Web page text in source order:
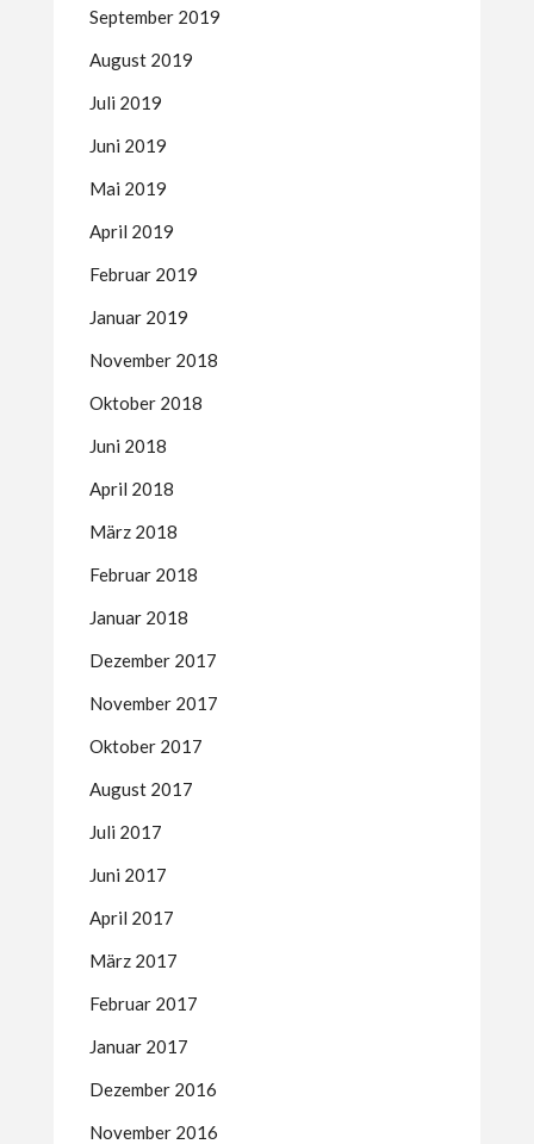
September 2019
August 2019
Juli 2019
Juni 2019
Mai 2019
April 2019
Februar 2019
Januar 2019
November 2018
Oktober 2018
Juni 2018
April 2018
März 2018
Februar 2018
Januar 2018
Dezember 2017
November 2017
Oktober 2017
August 2017
Juli 2017
Juni 2017
April 2017
März 2017
Februar 2017
Januar 2017
Dezember 2016
November 2016